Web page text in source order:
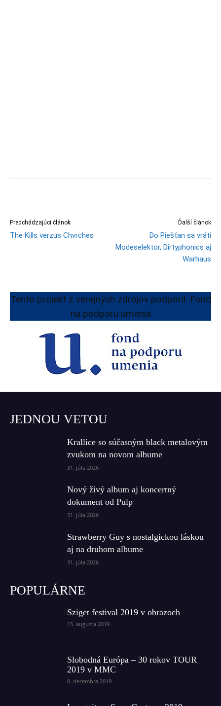
Predchádzajúci článok
The Kills verzus Chvrches
Ďalší článok
Do Piešťan sa vráti
Modeselektor, Dirtyphonics aj
Warhaus
Tento projekt z verejných zdrojov podporil: Fond
na podporu umenia
JEDNOU VETOU
Krallice so súčasným black metalovým
zvukom na novom albume
31. júla 2026
Nový živý album aj koncertný
dokument od Pulp
31. júla 2026
Strawberry Guy s nostalgickou láskou
aj na druhom albume
31. júla 2026
POPULÁRNE
Sziget festival 2019 v obrazoch
15. augusta 2019
Slobodná Európa – 30 rokov TOUR
2019 v MMC
8. decembra 2019